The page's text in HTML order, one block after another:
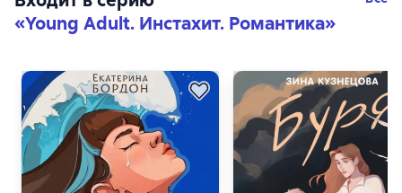
«Young Adult. Инстахит. Романтика»